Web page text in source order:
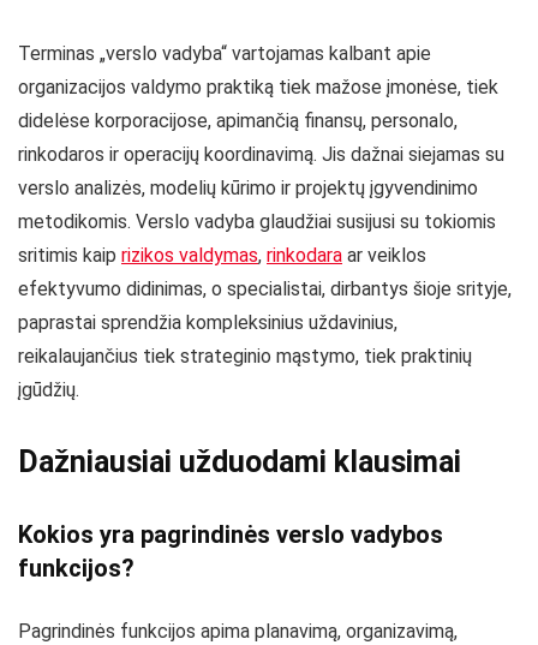
Terminas „verslo vadyba“ vartojamas kalbant apie
organizacijos valdymo praktiką tiek mažose įmonėse, tiek
didelėse korporacijose, apimančią finansų, personalo,
rinkodaros ir operacijų koordinavimą. Jis dažnai siejamas su
verslo analizės, modelių kūrimo ir projektų įgyvendinimo
metodikomis. Verslo vadyba glaudžiai susijusi su tokiomis
sritimis kaip rizikos valdymas, rinkodara ar veiklos
efektyvumo didinimas, o specialistai, dirbantys šioje srityje,
paprastai sprendžia kompleksinius uždavinius,
reikalaujančius tiek strateginio mąstymo, tiek praktinių
įgūdžių.
Dažniausiai užduodami klausimai
Kokios yra pagrindinės verslo vadybos
funkcijos?
Pagrindinės funkcijos apima planavimą, organizavimą,